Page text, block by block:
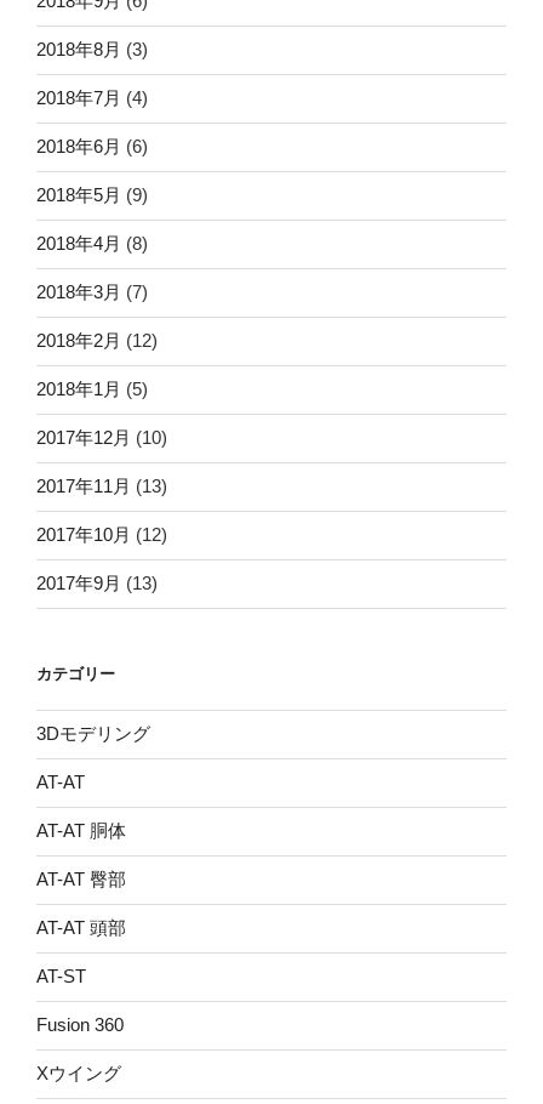
2018年8月 (3)
2018年7月 (4)
2018年6月 (6)
2018年5月 (9)
2018年4月 (8)
2018年3月 (7)
2018年2月 (12)
2018年1月 (5)
2017年12月 (10)
2017年11月 (13)
2017年10月 (12)
2017年9月 (13)
カテゴリー
3Dモデリング
AT-AT
AT-AT 胴体
AT-AT 臀部
AT-AT 頭部
AT-ST
Fusion 360
Xウイング